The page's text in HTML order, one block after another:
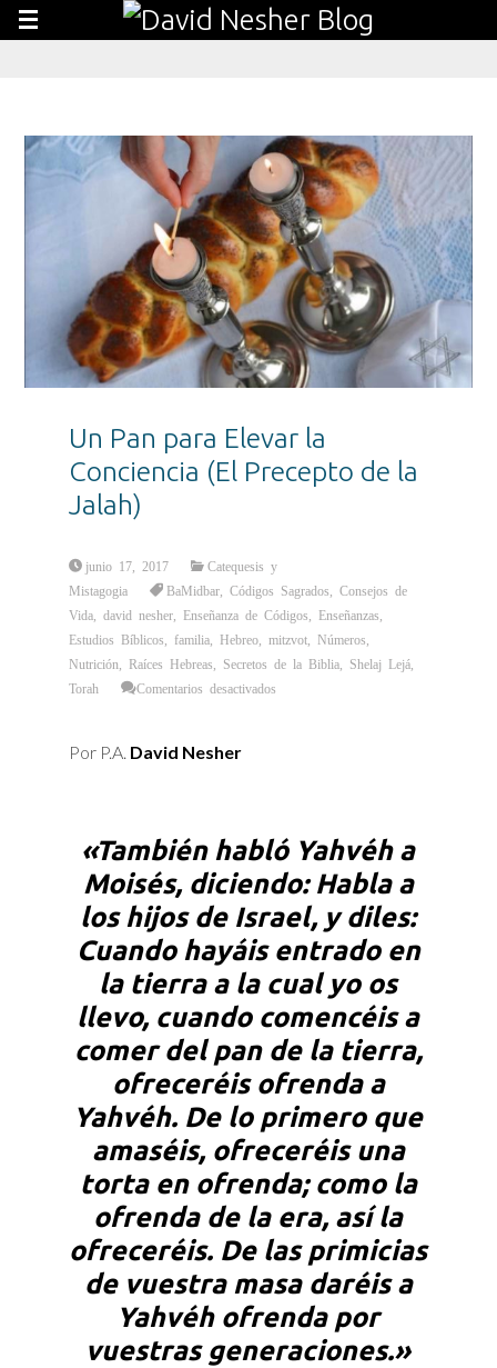
Un Pan para Elevar la
Conciencia (El Precepto de la
Jalah)
junio 17, 2017
Catequesis y
Mistagogia
BaMidbar ,Códigos Sagrados ,Consejos de
Vida ,david nesher Enseñanza de Códigos Enseñanzas
Estudios Bíblicos
familia Hebreo ,mitzvot Números
Nutrición
Raíces Hebreas Secretos de la Biblia Shelaj Lejá
Torah
Comentarios desactivados
Por P.A. David Nesher
«También habló Yahvéh a
Moisés, diciendo: Habla a
los hijos de Israel, y diles:
Cuando hayáis entrado en
la tierra a la cual yo os
llevo, cuando comencéis a
comer del pan de la tierra,
ofreceréis ofrenda a
Yahvéh. De lo primero que
amaséis, ofreceréis una
torta en ofrenda; como la
ofrenda de la era, así la
ofreceréis. De las primicias
de vuestra masa daréis a
Yahvéh ofrenda por
vuestras generaciones.»